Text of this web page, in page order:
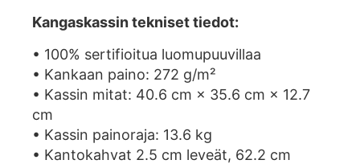
Kangaskassin tekniset tiedot:
• 100% sertifioitua luomupuuvillaa
• Kankaan paino: 272 g/m²
• Kassin mitat: 40.6 cm × 35.6 cm × 12.7
cm
• Kassin painoraja: 13.6 kg
• Kantokahvat 2.5 cm leveät, 62.2 cm